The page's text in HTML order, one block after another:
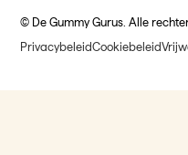
© De Gummy Gurus. Alle
PrivacybeleidCookiebeleid